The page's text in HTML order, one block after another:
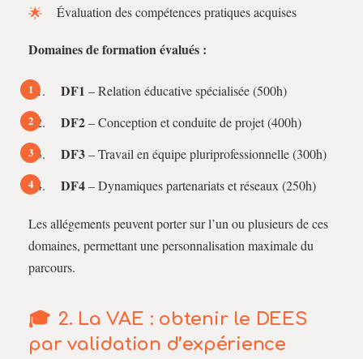
Évaluation des compétences pratiques acquises
Domaines de formation évalués :
DF1 – Relation éducative spécialisée (500h)
DF2– Conception et conduite de projet (400h)
DF3– Travail en équipe pluriprofessionnelle (300h)
DF4– Dynamiques partenariats et réseaux (250h)
Les allégements peuvent porter sur l’un ou plusieurs de ces
domaines, permettant une personnalisation maximale du
parcours.
2. La VAE : obtenir le DEES
par validation d’expérience